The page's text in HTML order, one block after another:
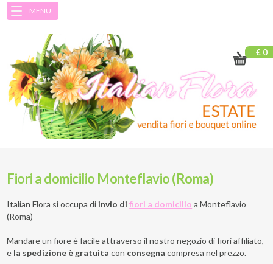
MENU
€ 0
Fiori a domicilio Monteflavio (Roma)
Italian Flora si occupa di invio difiori a domicilio a Monteflavio
(Roma)
Mandare un fiore è facile attraverso il nostro negozio di fiori affiliato,
e la spedizione è gratuita con consegna compresa nel prezzo.